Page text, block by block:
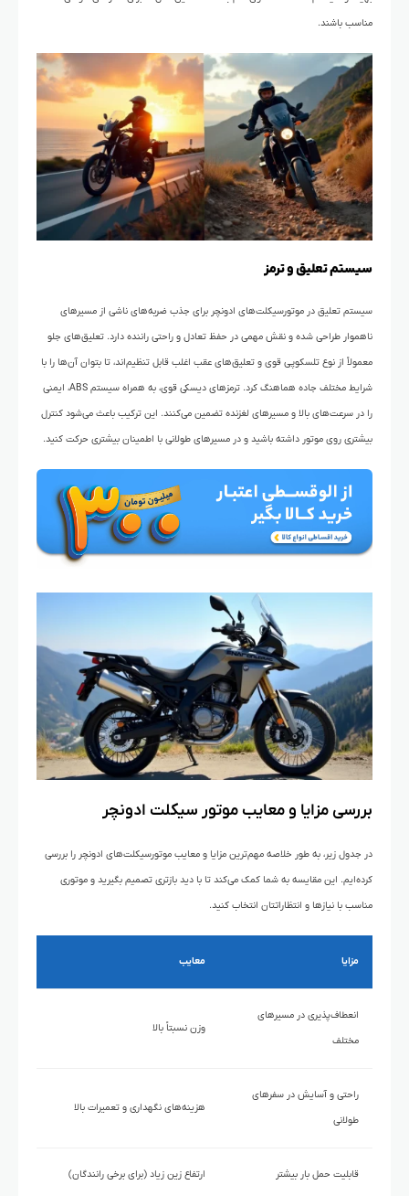
مناسب باشند.
سیستم تعلیق و ترمز
سیستم تعلیق در موتورسیکلت‌های ادونچر برای جذب ضربه‌های ناشی از مسیرهای
ناهموار طراحی شده و نقش مهمی در حفظ تعادل و راحتی راننده دارد. تعلیق‌های جلو
معمولاً از نوع تلسکوپی قوی و تعلیق‌های عقب اغلب قابل تنظیم‌اند، تا بتوان آن‌ها را با
شرایط مختلف جاده هماهنگ کرد. ترمزهای دیسکی قوی، به همراه سیستم ABS، ایمنی
را در سرعت‌های بالا و مسیرهای لغزنده تضمین می‌کنند. این ترکیب باعث می‌شود کنترل
بیشتری روی موتور داشته باشید و در مسیرهای طولانی با اطمینان بیشتری حرکت کنید.
بررسی مزایا و معایب موتور سیکلت ادونچر
در جدول زیر، به طور خلاصه مهم‌ترین مزایا و معایب موتورسیکلت‌های ادونچر را بررسی
کرده‌ایم. این مقایسه به شما کمک می‌کند تا با دید بازتری تصمیم بگیرید و موتوری
مناسب با نیازها و انتظاراتتان انتخاب کنید.
مزایا معایب
انعطاف‌پذیری در مسیرهای
مختلف
وزن نسبتاً بالا
راحتی و آسایش در سفرهای
طولانی
هزینه‌های نگهداری و تعمیرات بالا
قابلیت حمل بار بیشتر ارتفاع زین زیاد (برای برخی رانندگان)